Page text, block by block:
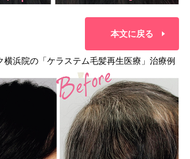
本文に戻る
横浜院の「ケラステム毛髪再生医療」治療例